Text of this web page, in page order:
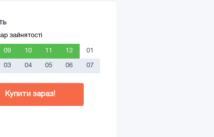
зайнятості
09 10 11 12 01
03 04 05 06 07
Купити зараз!